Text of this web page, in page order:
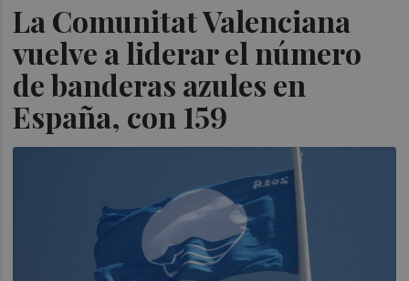
La Comunitat Valenciana
vuelve a liderar el número
de banderas azules en
España, con 159